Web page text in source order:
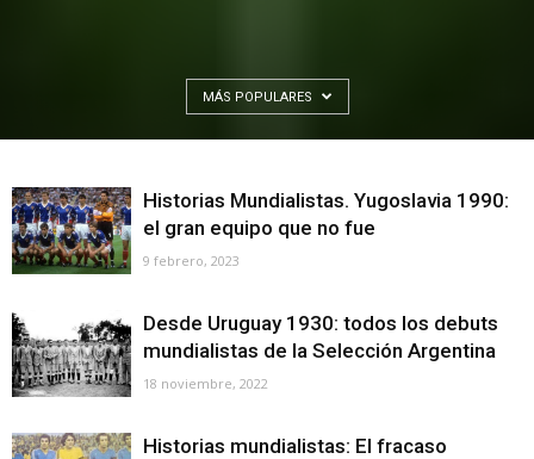
MÁS POPULARES
Historias Mundialistas. Yugoslavia 1990:
el gran equipo que no fue
9 febrero, 2023
Desde Uruguay 1930: todos los debuts
mundialistas de la Selección Argentina
18 noviembre, 2022
Historias mundialistas: El fracaso